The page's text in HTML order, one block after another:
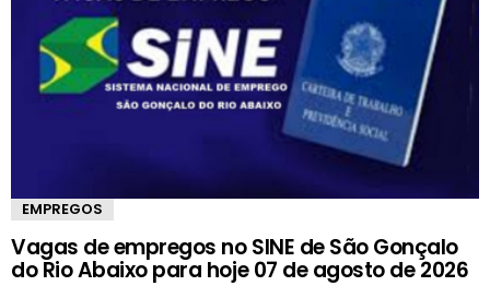
EMPREGOS
Vagas de empregos no SINE de São Gonçalo
do Rio Abaixo para hoje 07 de agosto de 2026